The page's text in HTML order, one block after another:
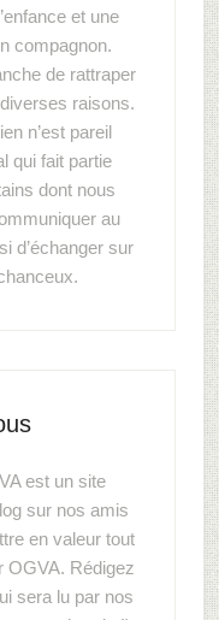
et une
compagnon.
de rattraper
raisons.
n’est pareil
qui fait partie
dont nous
au
d’échanger sur
est un site
sur nos amis
en valeur tout
OGVA. Rédigez
sera lu par nos